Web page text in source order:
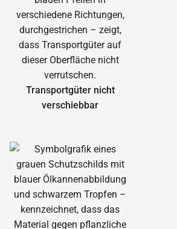
Transportgüter nicht
verschiebbar